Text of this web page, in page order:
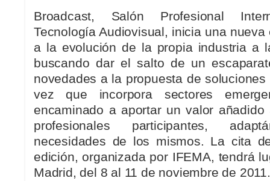
Broadcast, Salón Profesional
Tecnología Audiovisual, inicia una
a la evolución de la propia industria a
buscando dar el salto de un
novedades a la propuesta de
vez que incorpora sectores
encaminado a aportar un valor
profesionales participantes,
necesidades de los mismos. La cita
edición, organizada por IFEMA, tendrá
Madrid, del 8 al 11 de noviembre de 2011.